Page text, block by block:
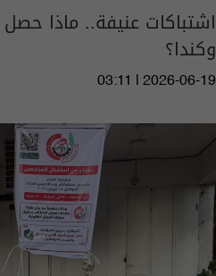
اشتباكات عنيفة.. ماذا
وكندا؟
03:11 | 2026-06-19